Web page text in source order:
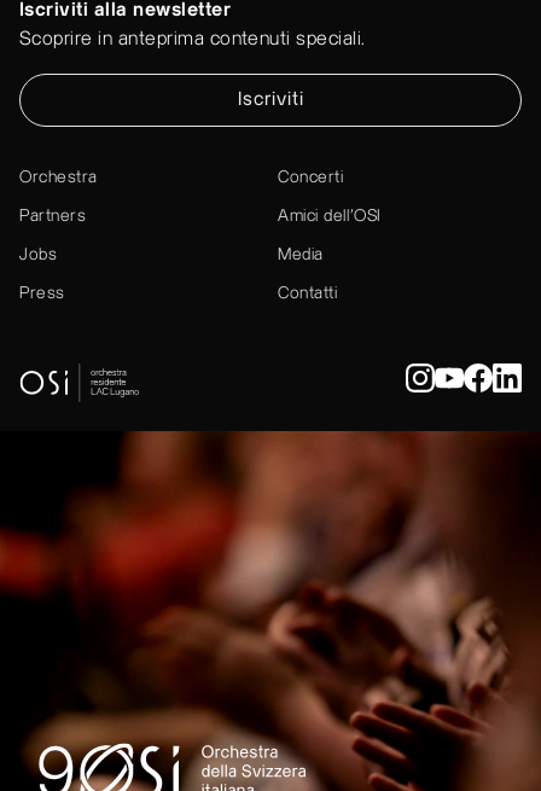
Iscriviti alla newsletter
Scoprire in anteprima contenuti speciali.
Iscriviti
Orchestra Concerti
Partners Amici dell’OSI
Jobs Media
Press Contatti